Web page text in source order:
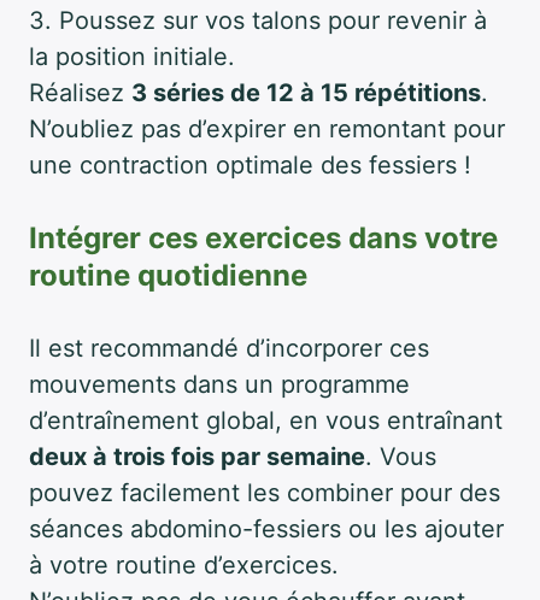
3. Poussez sur vos talons pour revenir à
la position initiale.
Réalisez 3 séries de 12 à 15 répétitions.
N’oubliez pas d’expirer en remontant pour
une contraction optimale des fessiers !
Intégrer ces exercices dans votre
routine quotidienne
Il est recommandé d’incorporer ces
mouvements dans un programme
d’entraînement global, en vous entraînant
deux à trois fois par semaine. Vous
pouvez facilement les combiner pour des
séances abdomino-fessiers ou les ajouter
à votre routine d’exercices.